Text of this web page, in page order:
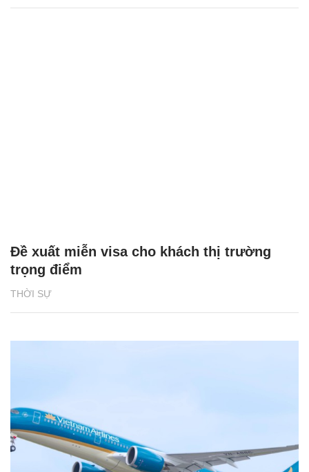
THỜI SỰ
Đề xuất miễn visa cho khách thị trường
trọng điểm